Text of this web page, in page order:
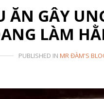
ĂN GÂY
LÀM
PUBLISHED IN MR ĐÀM'S